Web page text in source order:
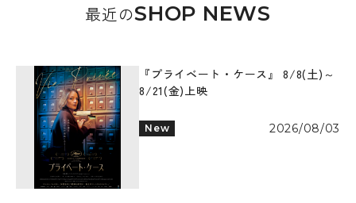
最近のSHOP NEWS
『プライベート・ケース』 8/8(土)～
8/21(金)上映
New 2026/08/03